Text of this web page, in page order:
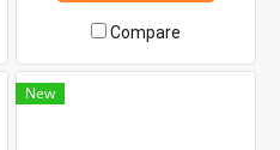
Compare
New